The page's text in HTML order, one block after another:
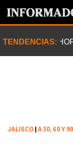
TENDENCIAS:
JALISCO A 30, 60 Y